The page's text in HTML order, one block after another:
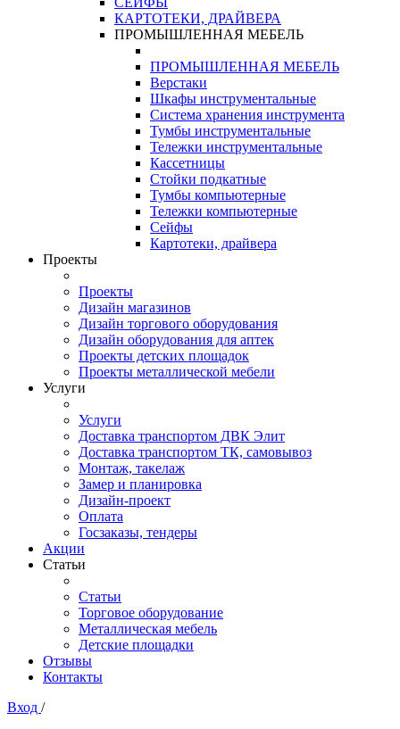
КАРТОТЕКИ, ДРАЙВЕРА
ПРОМЫШЛЕННАЯ МЕБЕЛЬ
ПРОМЫШЛЕННАЯ МЕБЕЛЬ
Верстаки
Шкафы инструментальные
Система хранения инструмента
Тумбы инструментальные
Тележки инструментальные
Кассетницы
Стойки подкатные
Тумбы компьютерные
Тележки компьютерные
Сейфы
Картотеки, драйвера
Проекты
Проекты
Дизайн магазинов
Дизайн торгового оборудования
Дизайн оборудования для аптек
Проекты детских площадок
Проекты металлической мебели
Услуги
Услуги
Доставка транспортом ДВК Элит
Доставка транспортом ТК, самовывоз
Монтаж, такелаж
Замер и планировка
Дизайн-проект
Оплата
Госзаказы, тендеры
Акции
Статьи
Статьи
Торговое оборудование
Металлическая мебель
Детские площадки
Отзывы
Контакты
Вход /